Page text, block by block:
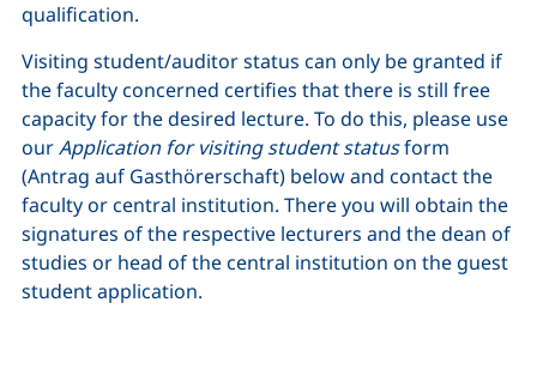
qualification.
Visiting student/auditor status can only be granted if
the faculty concerned certifies that there is still free
capacity for the desired lecture. To do this, please use
ourApplication for visiting student statusform
(Antrag auf Gasthörerschaft) below and contact the
faculty or central institution. There you will obtain the
signatures of the respective lecturers and the dean of
studies or head of the central institution on the guest
student application.